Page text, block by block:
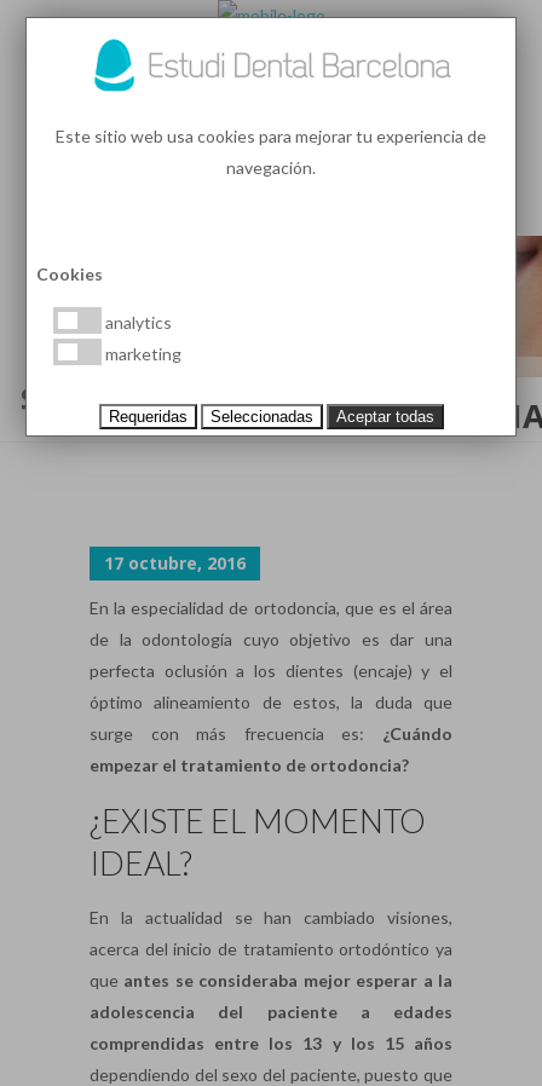
PEDIR HORA
¿CUÁNDO EMPEZAR EL
TRATAMIENTO DE
17 octubre, 2016
En la especialidad de ortodoncia, que es el área
de la odontología cuyo objetivo es dar una
perfecta oclusión a los dientes (encaje) y el
óptimo alineamiento de estos, la duda que
surge con más frecuencia es: ¿Cuándo
empezar el tratamiento de ortodoncia?
¿EXISTE EL MOMENTO
IDEAL?
En la actualidad se han cambiado visiones,
acerca del inicio de tratamiento ortodóntico ya
que antes se consideraba mejor esperar a la
adolescencia del paciente a edades
comprendidas entre los 13 y los 15 años
dependiendo del sexo del paciente, puesto que
Este sitio web usa cookies para mejorar tu experiencia de
navegación.
Cookies
analytics
marketing
Requeridas Seleccionadas Aceptar todas